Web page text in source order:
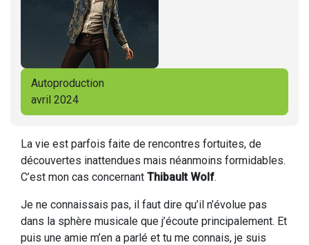
Autoproduction
avril 2024
La vie est parfois faite de rencontres fortuites, de
découvertes inattendues mais néanmoins formidables.
C’est mon cas concernant Thibault Wolf.
Je ne connaissais pas, il faut dire qu’il n’évolue pas
dans la sphère musicale que j’écoute principalement. Et
puis une amie m’en a parlé et tu me connais, je suis